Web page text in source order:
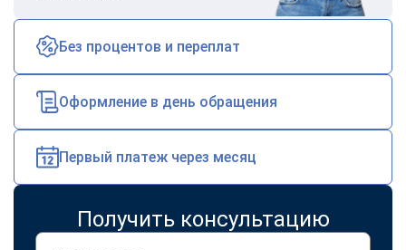
Без процентов и переплат
Оформление в день обращения
Первый платеж через месяц
Получить консультацию